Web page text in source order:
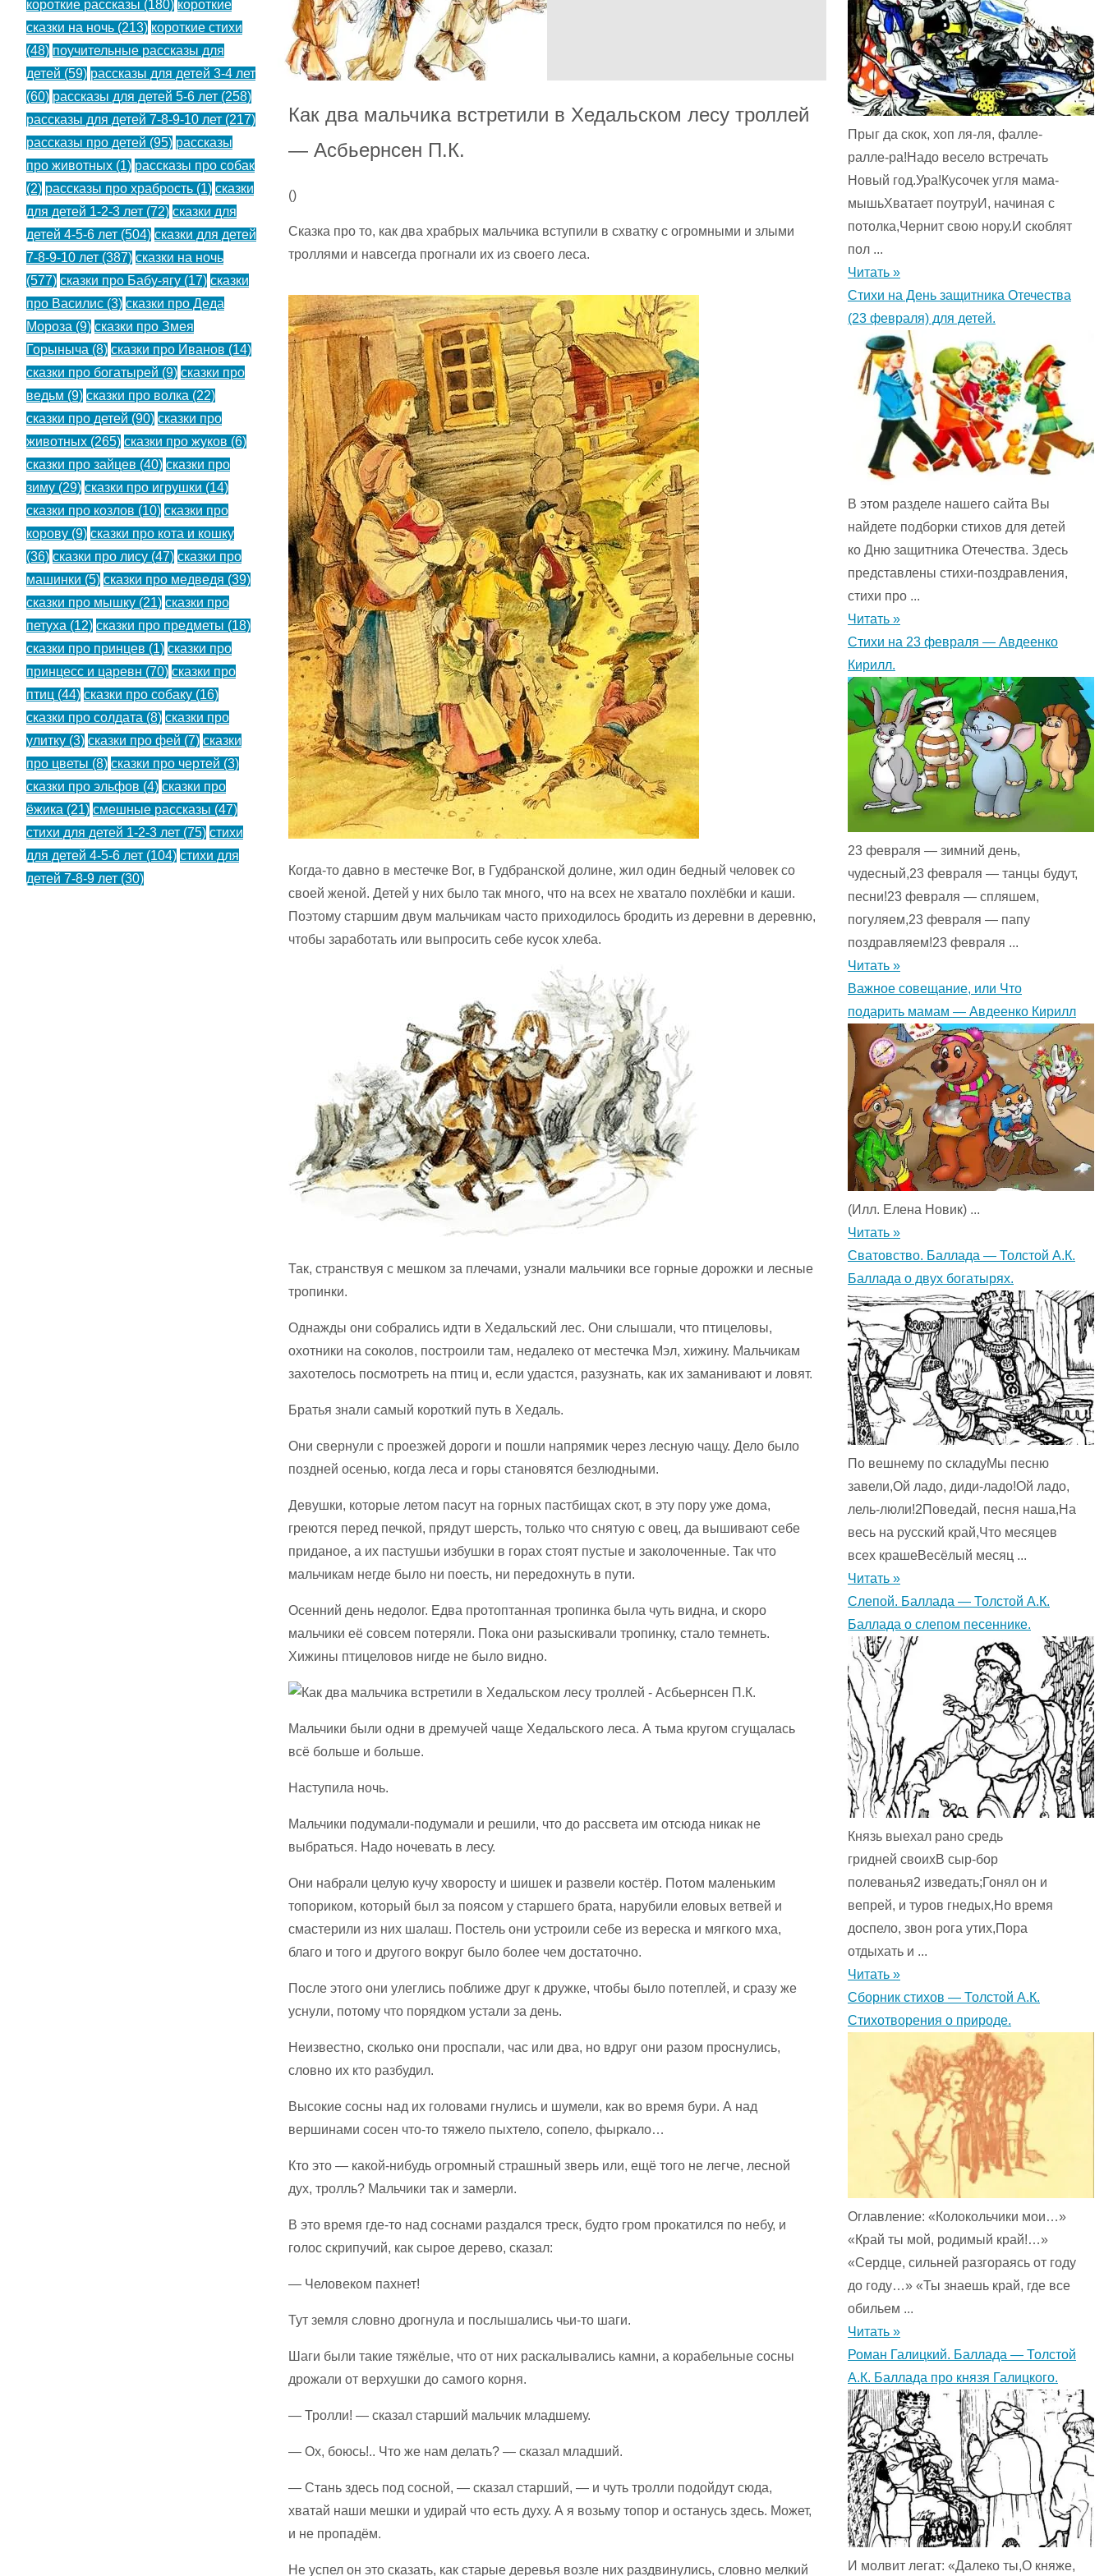
Как два мальчика встретили в Хедальском лесу троллей
— Асбьернсен П.К.
()
Сказка про то, как два храбрых мальчика вступили в схватку с огромными и злыми
троллями и навсегда прогнали их из своего леса.
Когда-то давно в местечке Вог, в Гудбранской долине, жил один бедный человек со
своей женой. Детей у них было так много, что на всех не хватало похлёбки и каши.
Поэтому старшим двум мальчикам часто приходилось бродить из деревни в деревню,
чтобы заработать или выпросить себе кусок хлеба.
Так, странствуя с мешком за плечами, узнали мальчики все горные дорожки и лесные
тропинки.
Однажды они собрались идти в Хедальский лес. Они слышали, что птицеловы,
охотники на соколов, построили там, недалеко от местечка Мэл, хижину. Мальчикам
захотелось посмотреть на птиц и, если удастся, разузнать, как их заманивают и ловят.
Братья знали самый короткий путь в Хедаль.
Они свернули с проезжей дороги и пошли напрямик через лесную чащу. Дело было
поздней осенью, когда леса и горы становятся безлюдными.
Девушки, которые летом пасут на горных пастбищах скот, в эту пору уже дома,
греются перед печкой, прядут шерсть, только что снятую с овец, да вышивают себе
приданое, а их пастушьи избушки в горах стоят пустые и заколоченные. Так что
мальчикам негде было ни поесть, ни передохнуть в пути.
Осенний день недолог. Едва протоптанная тропинка была чуть видна, и скоро
мальчики её совсем потеряли. Пока они разыскивали тропинку, стало темнеть.
Хижины птицеловов нигде не было видно.
Мальчики были одни в дремучей чаще Хедальского леса. А тьма кругом сгущалась
всё больше и больше.
Наступила ночь.
Мальчики подумали-подумали и решили, что до рассвета им отсюда никак не
выбраться. Надо ночевать в лесу.
Они набрали целую кучу хворосту и шишек и развели костёр. Потом маленьким
топориком, который был за поясом у старшего брата, нарубили еловых ветвей и
смастерили из них шалаш. Постель они устроили себе из вереска и мягкого мха,
благо и того и другого вокруг было более чем достаточно.
После этого они улеглись поближе друг к дружке, чтобы было потеплей, и сразу же
уснули, потому что порядком устали за день.
Неизвестно, сколько они проспали, час или два, но вдруг они разом проснулись,
словно их кто разбудил.
Высокие сосны над их головами гнулись и шумели, как во время бури. А над
вершинами сосен что-то тяжело пыхтело, сопело, фыркало…
Кто это — какой-нибудь огромный страшный зверь или, ещё того не легче, лесной
дух, тролль? Мальчики так и замерли.
В это время где-то над соснами раздался треск, будто гром прокатился по небу, и
голос скрипучий, как сырое дерево, сказал:
— Человеком пахнет!
Тут земля словно дрогнула и послышались чьи-то шаги.
Шаги были такие тяжёлые, что от них раскалывались камни, а корабельные сосны
дрожали от верхушки до самого корня.
— Тролли! — сказал старший мальчик младшему.
— Ох, боюсь!.. Что же нам делать? — сказал младший.
— Стань здесь под сосной, — сказал старший, — и чуть тролли подойдут сюда,
хватай наши мешки и удирай что есть духу. А я возьму топор и останусь здесь. Может,
и не пропадём.
Не успел он это сказать, как старые деревья возле них раздвинулись, словно мелкий
короткие рассказы (180) короткие
сказки на ночь (213) короткие стихи
(48) поучительные рассказы для
детей (59) рассказы для детей 3-4 лет
(60) рассказы для детей 5-6 лет (258)
рассказы для детей 7-8-9-10 лет (217)
рассказы про детей (95) рассказы
про животных (1) рассказы про собак
(2) рассказы про храбрость (1) сказки
для детей 1-2-3 лет (72) сказки для
детей 4-5-6 лет (504) сказки для детей
7-8-9-10 лет (387) сказки на ночь
(577) сказки про Бабу-ягу (17) сказки
про Василис (3) сказки про Деда
Мороза (9) сказки про Змея
Горыныча (8) сказки про Иванов (14)
сказки про богатырей (9) сказки про
ведьм (9) сказки про волка (22)
сказки про детей (90) сказки про
животных (265) сказки про жуков (6)
сказки про зайцев (40) сказки про
зиму (29) сказки про игрушки (14)
сказки про козлов (10) сказки про
корову (9) сказки про кота и кошку
(36) сказки про лису (47) сказки про
машинки (5) сказки про медведя (39)
сказки про мышку (21) сказки про
петуха (12) сказки про предметы (18)
сказки про принцев (1) сказки про
принцесс и царевн (70) сказки про
птиц (44) сказки про собаку (16)
сказки про солдата (8) сказки про
улитку (3) сказки про фей (7) сказки
про цветы (8) сказки про чертей (3)
сказки про эльфов (4) сказки про
ёжика (21) смешные рассказы (47)
стихи для детей 1-2-3 лет (75) стихи
для детей 4-5-6 лет (104) стихи для
детей 7-8-9 лет (30)
Прыг да скок, хоп ля-ля, фалле-
ралле-ра!Надо весело встречать
Новый год.Ура!Кусочек угля мама-
мышьХватает поутруИ, начиная с
потолка,Чернит свою нору.И скоблят
пол ...
Читать »
Стихи на День защитника Отечества
(23 февраля) для детей.
В этом разделе нашего сайта Вы
найдете подборки стихов для детей
ко Дню защитника Отечества. Здесь
представлены стихи-поздравления,
стихи про ...
Читать »
Стихи на 23 февраля — Авдеенко
Кирилл.
23 февраля — зимний день,
чудесный,23 февраля — танцы будут,
песни!23 февраля — спляшем,
погуляем,23 февраля — папу
поздравляем!23 февраля ...
Читать »
Важное совещание, или Что
подарить мамам — Авдеенко Кирилл
(Илл. Елена Новик) ...
Читать »
Сватовство. Баллада — Толстой А.К.
Баллада о двух богатырях.
По вешнему по складуМы песню
завели,Ой ладо, диди-ладо!Ой ладо,
лель-люли!2Поведай, песня наша,На
весь на русский край,Что месяцев
всех крашеВесёлый месяц ...
Читать »
Слепой. Баллада — Толстой А.К.
Баллада о слепом песеннике.
Князь выехал рано средь
гридней своихВ сыр-бор
полеванья2 изведать;Гонял он и
вепрей, и туров гнедых,Но время
доспело, звон рога утих,Пора
отдыхать и ...
Читать »
Сборник стихов — Толстой А.К.
Стихотворения о природе.
Оглавление: «Колокольчики мои…»
«Край ты мой, родимый край!…»
«Сердце, сильней разгораясь от году
до году…» «Ты знаешь край, где все
обильем ...
Читать »
Роман Галицкий. Баллада — Толстой
А.К. Баллада про князя Галицкого.
И молвит легат: «Далеко ты,О княже,